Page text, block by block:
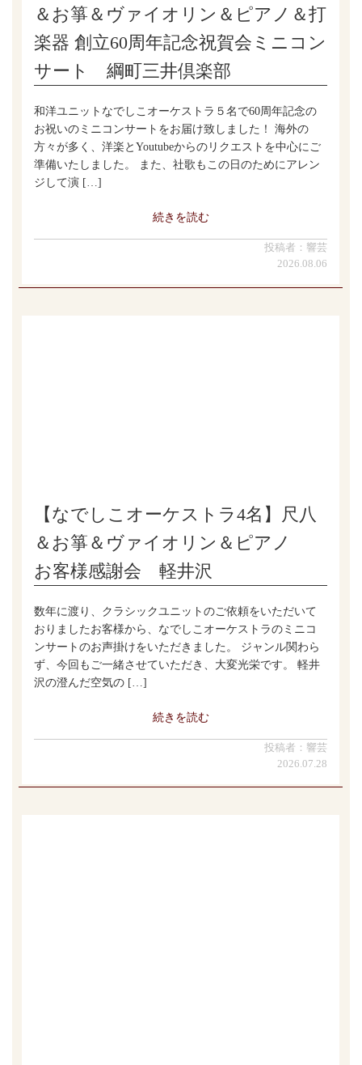
＆お箏＆ヴァイオリン＆ピアノ＆打
楽器 創立60周年記念祝賀会ミニコン
サート 綱町三井倶楽部
和洋ユニットなでしこオーケストラ５名で60周年記念の
お祝いのミニコンサートをお届け致しました！ 海外の
方々が多く、洋楽とYoutubeからのリクエストを中心にご
準備いたしました。 また、社歌もこの日のためにアレン
ジして演 […]
続きを読む
投稿者：響芸
2026.08.06
【なでしこオーケストラ4名】尺八
＆お箏＆ヴァイオリン＆ピアノ
お客様感謝会 軽井沢
数年に渡り、クラシックユニットのご依頼をいただいて
おりましたお客様から、なでしこオーケストラのミニコ
ンサートのお声掛けをいただきました。 ジャンル関わら
ず、今回もご一緒させていただき、大変光栄です。 軽井
沢の澄んだ空気の […]
続きを読む
投稿者：響芸
2026.07.28